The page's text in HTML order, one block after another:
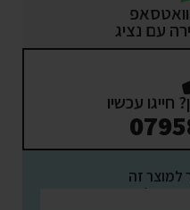
עם נציג
חייגו עכשיו
למוצר זה
אליכם בהקדם